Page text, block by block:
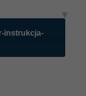
instrukcja-